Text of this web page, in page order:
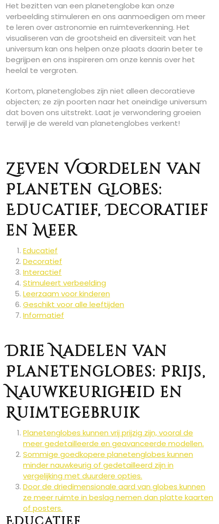
Het bezitten van een planetenglobe kan onze
verbeelding stimuleren en ons aanmoedigen om meer
te leren over astronomie en ruimteverkenning. Het
visualiseren van de grootsheid en diversiteit van het
universum kan ons helpen onze plaats daarin beter te
begrijpen en ons inspireren om onze kennis over het
heelal te vergroten.
Kortom, planetenglobes zijn niet alleen decoratieve
objecten; ze zijn poorten naar het oneindige universum
dat boven ons uitstrekt. Laat je verwondering groeien
terwijl je de wereld van planetenglobes verkent!
Zeven Voordelen van
Planeten Globes:
Educatief, Decoratief
en Meer
Educatief
Decoratief
Interactief
Stimuleert verbeelding
Leerzaam voor kinderen
Geschikt voor alle leeftijden
Informatief
Drie Nadelen van
Planetenglobes: Prijs,
Nauwkeurigheid en
Ruimtegebruik
Planetenglobes kunnen vrij prijzig zijn, vooral de
meer gedetailleerde en geavanceerde modellen.
Sommige goedkopere planetenglobes kunnen
minder nauwkeurig of gedetailleerd zijn in
vergelijking met duurdere opties.
Door de driedimensionale aard van globes kunnen
ze meer ruimte in beslag nemen dan platte kaarten
of posters.